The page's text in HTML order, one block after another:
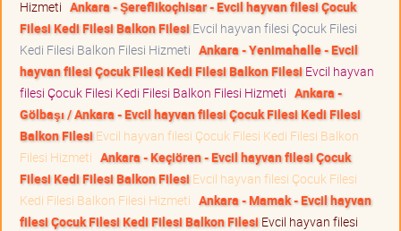
Hizmeti Ankara - Şereflikoçhisar - Evcil hayvan filesi Çocuk
Filesi Kedi Filesi Balkon Filesi Evcil hayvan filesi Çocuk Filesi
Kedi Filesi Balkon Filesi Hizmeti Ankara - Yenimahalle - Evcil
hayvan filesi Çocuk Filesi Kedi Filesi Balkon Filesi Evcil hayvan
filesi Çocuk Filesi Kedi Filesi Balkon Filesi Hizmeti Ankara -
Gölbaşı / Ankara - Evcil hayvan filesi Çocuk Filesi Kedi Filesi
Balkon Filesi Evcil hayvan filesi Çocuk Filesi Kedi Filesi Balkon
Filesi Hizmeti Ankara - Keçiören - Evcil hayvan filesi Çocuk
Filesi Kedi Filesi Balkon Filesi Evcil hayvan filesi Çocuk Filesi
Kedi Filesi Balkon Filesi Hizmeti Ankara - Mamak - Evcil hayvan
filesi Çocuk Filesi Kedi Filesi Balkon Filesi Evcil hayvan filesi